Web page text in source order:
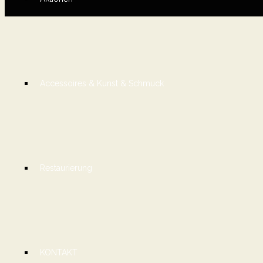
Accessoires & Kunst & Schmuck
Restaurierung
KONTAKT